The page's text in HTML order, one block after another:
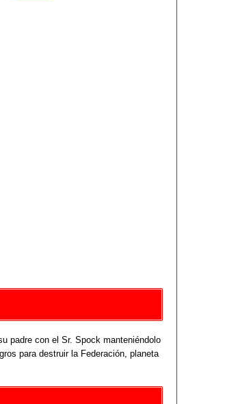
padre con el Sr. Spock manteniéndolo
para destruir la Federación, planeta